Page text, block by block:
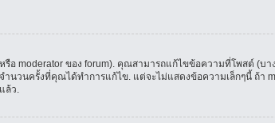
moderator ของ forum). คุณสามารถแก้ไขข้อความที่โพสต์ (
นครั้งที่คุณได้ทำการแก้ไข. แต่จะไม่แสดงข้อความเล็กๆนี้ ถ้า
ล้ว.